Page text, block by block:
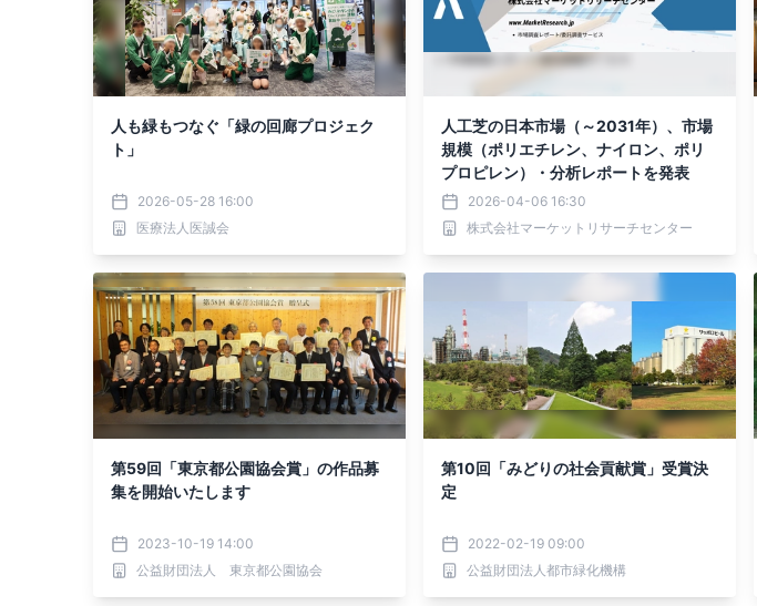
人も緑もつなぐ「緑の回廊プロジェク
ト」
2026-05-28 16:00
医療法人医誠会
人工芝の日本市場（～2031年）、市場
規模（ポリエチレン、ナイロン、ポリ
プロピレン）・分析レポートを発表
2026-04-06 16:30
株式会社マーケットリサーチセンター
第59回「東京都公園協会賞」の作品募
集を開始いたします
2023-10-19 14:00
公益財団法人 東京都公園協会
第10回「みどりの社会貢献賞」受賞決
定
2022-02-19 09:00
公益財団法人都市緑化機構